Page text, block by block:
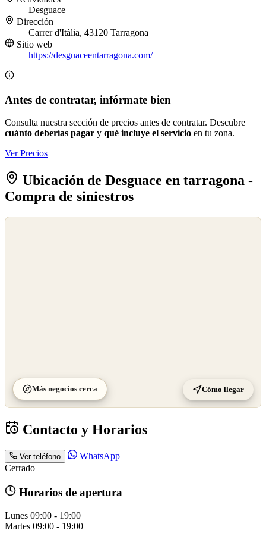
Desguace
Dirección
Carrer d'Itàlia, 43120 Tarragona
Sitio web
https://desguaceentarragona.com/
Antes de contratar, infórmate bien
Consulta nuestra sección de precios antes de contratar. Descubre
cuánto deberías pagar y qué incluye el servicio en tu zona.
Ver Precios
Ubicación de Desguace en tarragona -
Compra de siniestros
Más negocios cerca Cómo llegar
Contacto y Horarios
Ver teléfono
WhatsApp
Cerrado
Horarios de apertura
Lunes 09:00 - 19:00
Martes 09:00 - 19:00